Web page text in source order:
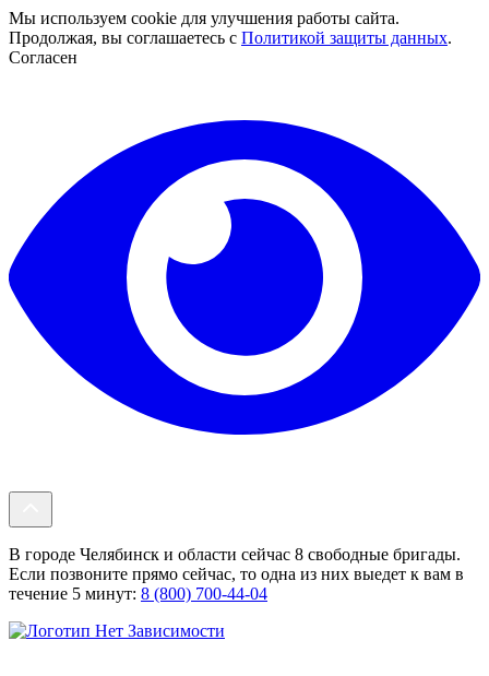
Мы используем cookie для улучшения работы сайта.
Продолжая, вы соглашаетесь с Политикой защиты данных.
Согласен
В городе Челябинск и области сейчас 8 свободные бригады.
Если позвоните прямо сейчас, то одна из них выедет к вам в
течение 5 минут: 8 (800) 700-44-04